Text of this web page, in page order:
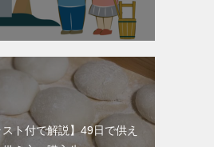
ト付で解説】49日で供え